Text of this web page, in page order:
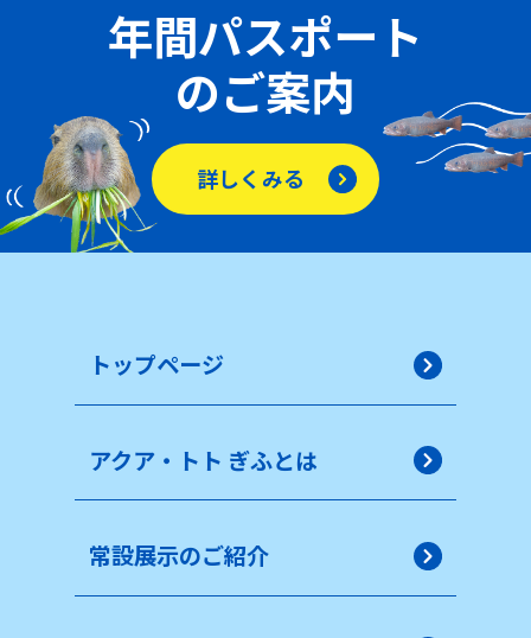
年間パスポート
のご案内
詳しくみる
トップページ
アクア・トト ぎふとは
常設展示のご紹介